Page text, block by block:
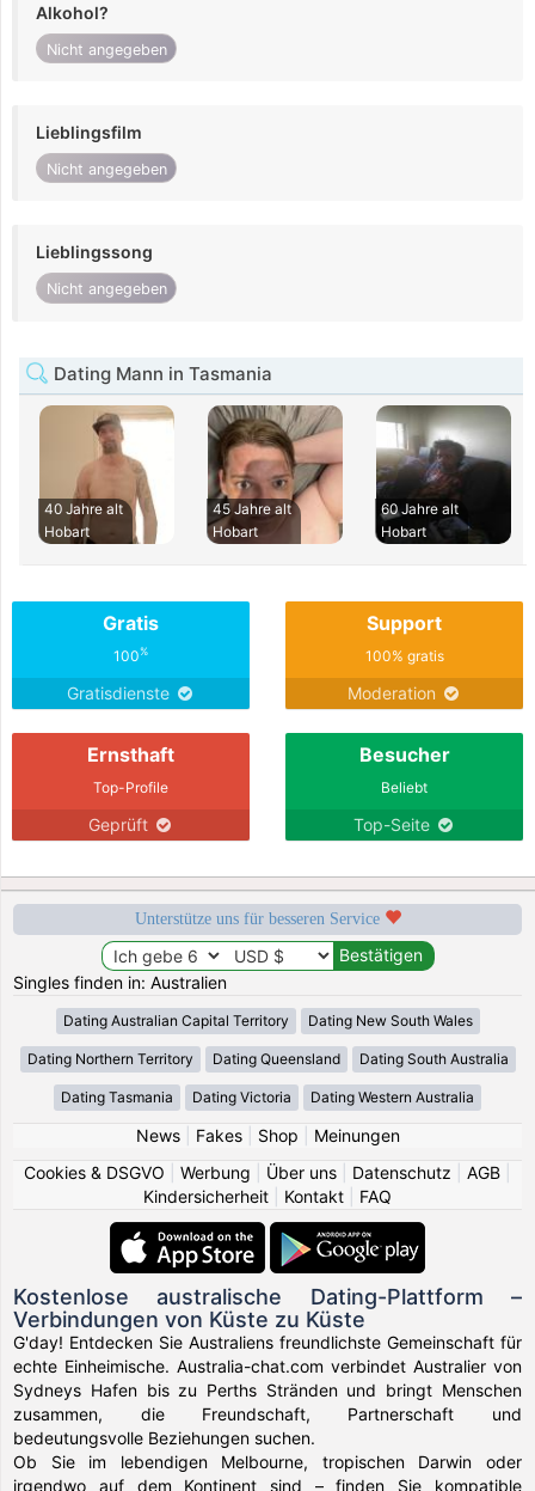
Alkohol?
Nicht angegeben
Lieblingsfilm
Nicht angegeben
Lieblingssong
Nicht angegeben
Dating Mann in Tasmania
40 Jahre alt
Hobart
45 Jahre alt
Hobart
60 Jahre alt
Hobart
Gratis
100%
Gratisdienste
Support
100% gratis
Moderation
Ernsthaft
Top-Profile
Geprüft
Besucher
Beliebt
Top-Seite
Unterstütze uns für besseren Service
Singles finden in: Australien
Dating Australian Capital Territory Dating New South Wales
Dating Northern Territory Dating Queensland Dating South Australia
Dating Tasmania Dating Victoria Dating Western Australia
News| Fakes| Shop
Meinungen
Cookies & DSGVO
Werbung Über uns Datenschutz AGB
Kindersicherheit
Kontakt FAQ
Kostenlose australische Dating-Plattform –
Verbindungen von Küste zu Küste
G'day! Entdecken Sie Australiens freundlichste Gemeinschaft für
echte Einheimische. Australia-chat.com verbindet Australier von
Sydneys Hafen bis zu Perths Stränden und bringt Menschen
zusammen, die Freundschaft, Partnerschaft und
bedeutungsvolle Beziehungen suchen.
Ob Sie im lebendigen Melbourne, tropischen Darwin oder
irgendwo auf dem Kontinent sind – finden Sie kompatible